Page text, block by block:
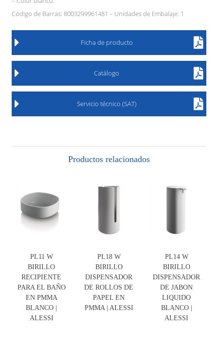
Código de Barras: 8003299961481 – Unidades de Embalaje: 1
Ficha de producto
Catálogo
Servicio técnico (SAT)
Productos relacionados
PL11 W
BIRILLO
RECIPIENTE
PARA EL BAÑO
EN PMMA
BLANCO |
ALESSI
PL18 W
BIRILLO
DISPENSADOR
DE ROLLOS DE
PAPEL EN
PMMA | ALESSI
PL14 W
BIRILLO
DISPENSADOR
DE JABON
LIQUIDO
BLANCO |
ALESSI